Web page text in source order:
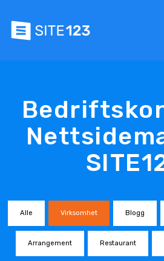
Alle Virksomhet Blogg
Arrangement Restaurant